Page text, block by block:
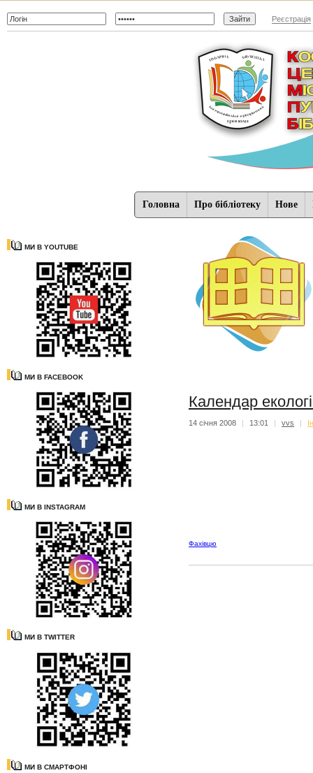
Реєстрація
Головна Про бібліотеку Нове
МИ В YOUTUBE
МИ В FACEBOOK
МИ В INSTAGRAM
МИ В TWITTER
МИ В СМАРТФОНІ
Календар
14 січня 2008 | 13:01 | vvs |
Фахівцю